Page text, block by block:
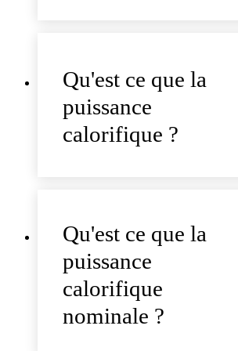
Qu'est ce que la
puissance
calorifique ?
Qu'est ce que la
puissance
calorifique
nominale ?